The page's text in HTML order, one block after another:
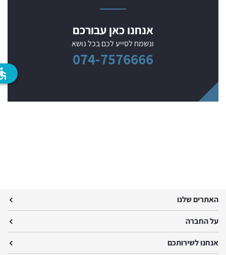
אנחנו כאן עבורכם
ונשמח לסייע לכם בכל נושא
074-7576666
האתרים שלנו
על החברה
אנחנו לשירותכם